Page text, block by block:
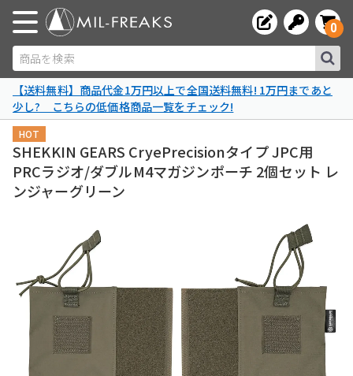
商品を検索
0
【送料無料】商品代金1万円以上で全国送料無料! 1万円まであと
少し? こちらの低価格商品一覧をチェック!
HOT
SHEKKIN GEARS CryePrecisionタイプ JPC用
PRCラジオ/ダブルM4マガジンポーチ 2個セット レ
ンジャーグリーン